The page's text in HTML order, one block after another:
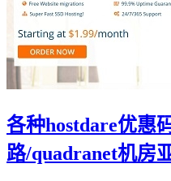
各种hostdare优惠
路/quadranet机房